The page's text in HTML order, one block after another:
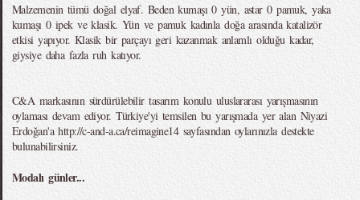
Malzemenin tümü doğal elyaf. Beden kumaşı 0 yün, astar 0 pamuk, yaka
kumaşı 0 ipek ve klasik. Yün ve pamuk kadınla doğa arasında katalizör
etkisi yapıyor. Klasik bir parçayı geri kazanmak anlamlı olduğu kadar,
giysiye daha fazla ruh katıyor.
C&A markasının sürdürülebilir tasarım konulu uluslararası yarışmasının
oylaması devam ediyor. Türkiye'yi temsilen bu yarışmada yer alan Niyazi
Erdoğan'a http://c-and-a.ca/reimagine14 sayfasından oylarınızla destekte
bulunabilirsiniz.
Modalı günler...